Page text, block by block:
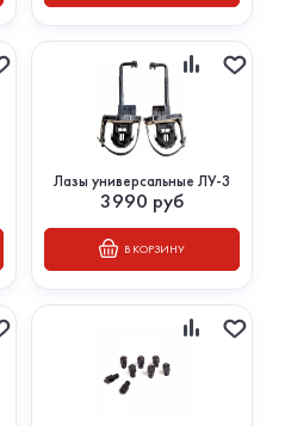
Лазы универсальные ЛУ-3
3990 руб
В КОРЗИНУ